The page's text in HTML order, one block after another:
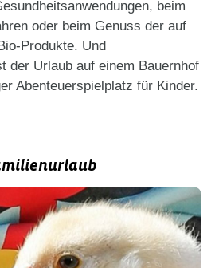
beim
oder beim Genuss der auf
Produkte. Und
der Urlaub auf einem Bauernhof
Abenteuerspielplatz für Kinder.